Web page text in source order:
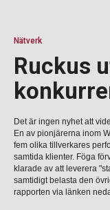
Nätverk
Ruckus
Det är ingen nyhet att
En av pionjärerna inom
fem olika tillverkares
samtida klienter. Föga
klarade av att leverera
samtidigt belasta den
rapporten via länken